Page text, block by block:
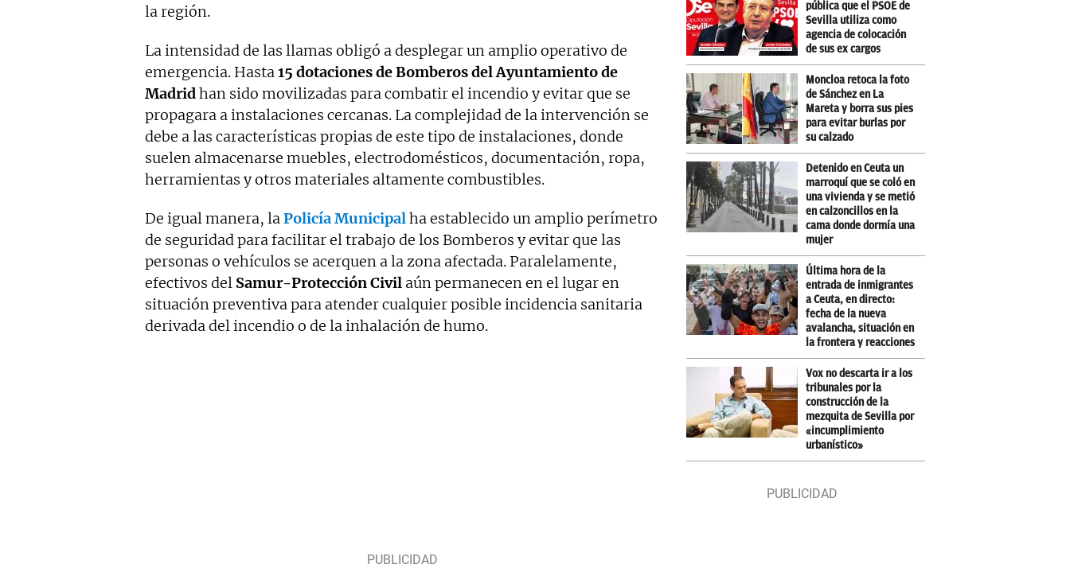
la región.
La intensidad de las llamas obligó a desplegar un amplio operativo de
emergencia. Hasta 15 dotaciones de Bomberos del Ayuntamiento de
Madridhan sido movilizadas para combatir el incendio y evitar que se
propagara a instalaciones cercanas. La complejidad de la intervención se
debe a las características propias de este tipo de instalaciones, donde
suelen almacenarse muebles, electrodomésticos, documentación, ropa,
herramientas y otros materiales altamente combustibles.
De igual manera, la Policía Municipal ha establecido un amplio perímetro
de seguridad para facilitar el trabajo de los Bomberos y evitar que las
personas o vehículos se acerquen a la zona afectada. Paralelamente,
efectivos del Samur-Protección Civil aún permanecen en el lugar en
situación preventiva para atender cualquier posible incidencia sanitaria
derivada del incendio o de la inhalación de humo.
pública que el PSOE de
Sevilla utiliza como
agencia de colocación
de sus ex cargos
Moncloa retoca la foto
de Sánchez en La
Mareta y borra sus pies
para evitar burlas por
su calzado
Detenido en Ceuta un
marroquí que se coló en
una vivienda y se metió
en calzoncillos en la
cama donde dormía una
mujer
Última hora de la
entrada de inmigrantes
a Ceuta, en directo:
fecha de la nueva
avalancha, situación en
la frontera y reacciones
Vox no descarta ir a los
tribunales por la
construcción de la
mezquita de Sevilla por
«incumplimiento
urbanístico»